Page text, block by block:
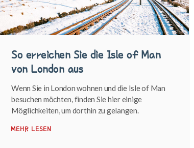
So erreichen Sie die Isle of Man
von London aus
Wenn Sie in London wohnen und die Isle of Man
besuchen möchten, finden Sie hier einige
Möglichkeiten, um dorthin zu gelangen.
MEHR LESEN